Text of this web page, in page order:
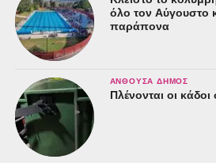
όλο τον Αύγουστο
παράπονα
ΑΝΘΟΎΣΑ ΔΉΜΟΣ
Πλένονται οι